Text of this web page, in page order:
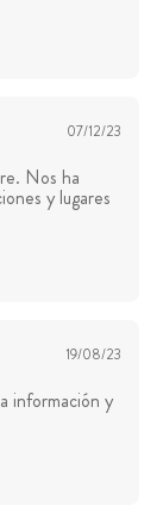
07/12/23
Nos ha
y lugares
19/08/23
información y